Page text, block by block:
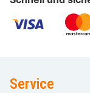
Service